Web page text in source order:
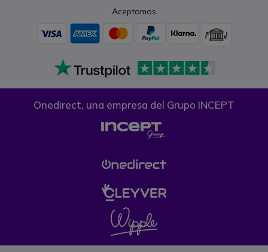
Aceptamos
Onedirect, una empresa del Grupo INCEPT